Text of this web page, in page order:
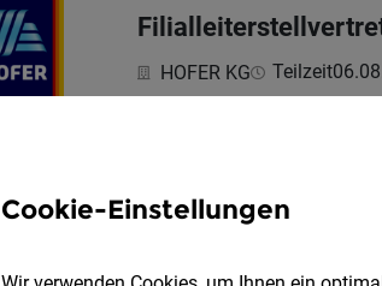
HOFER KG Teilzeit
Cookie-Einstellungen